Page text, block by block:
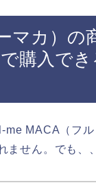
マカ）の
購入で
MACA（フ
ません。でも、